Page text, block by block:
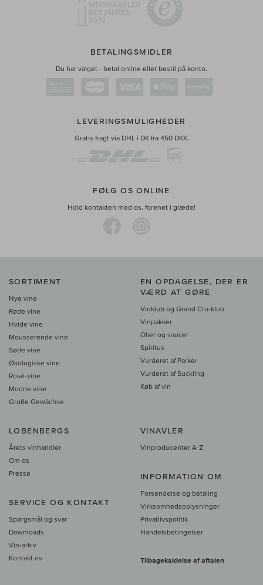
BETALINGSMIDLER
Du har valget - betal online eller bestil på konto.
LEVERINGSMULIGHEDER
Gratis fragt via DHL i DK fra 450 DKK.
FØLG OS ONLINE
Hold kontakten med os, forenet i glæde!
SORTIMENT
Nye vine
Røde vine
Hvide vine
Mousserende vine
Søde vine
Økologiske vine
Rosé-vine
Modne vine
Große Gewächse
EN OPDAGELSE, DER ER
VÆRD AT GØRE
Vinklub og Grand Cru-klub
Vinpakker
Olier og saucer
Spiritus
Vurderet af Parker
Vurderet af Suckling
Køb af vin
LOBENBERGS
Årets vinhandler
Om os
Presse
SERVICE OG KONTAKT
Spørgsmål og svar
Downloads
Vin-arkiv
Kontakt os
VINAVLER
Vinproducenter A-Z
INFORMATION OM
Forsendelse og betaling
Virksomhedsoplysninger
Privatlivspolitik
Handelsbetingelser
Tilbagekaldelse af aftalen